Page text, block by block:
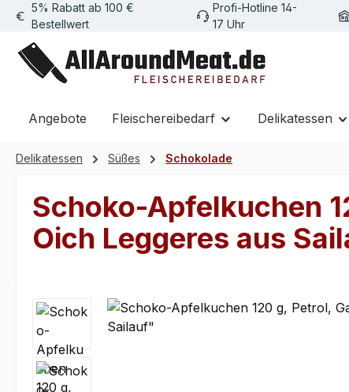
Hauptinhalt springen
Zur Suche springen
Zur Hauptnavigation springen
5% Rabatt ab 100 €
Bestellwert
Profi-Hotline 14-
17 Uhr
Angebote Fleischereibedarf Delikatessen
Delikatessen Süßes Schokolade
Schoko-Apfelkuchen
Oich Leggeres aus
Bildergalerie überspringen